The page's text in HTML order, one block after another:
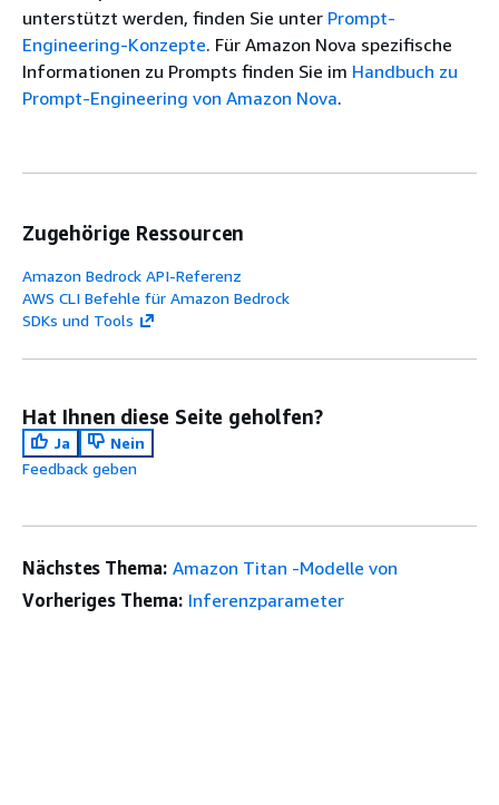
unterstützt werden, finden Sie unter Prompt-
Engineering-Konzepte. Für Amazon Nova spezifische
Informationen zu Prompts finden Sie im Handbuch zu
Prompt-Engineering von Amazon Nova.
Zugehörige Ressourcen
Amazon Bedrock API-Referenz
AWS CLI Befehle für Amazon Bedrock
SDKs und Tools
Hat Ihnen diese Seite geholfen?
Ja
Nein
Feedback geben
Nächstes Thema: Amazon Titan -Modelle von
Vorheriges Thema: Inferenzparameter